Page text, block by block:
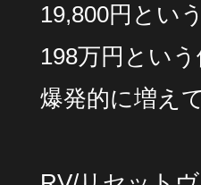
19,800円とい
198万円とい
爆発的に増え